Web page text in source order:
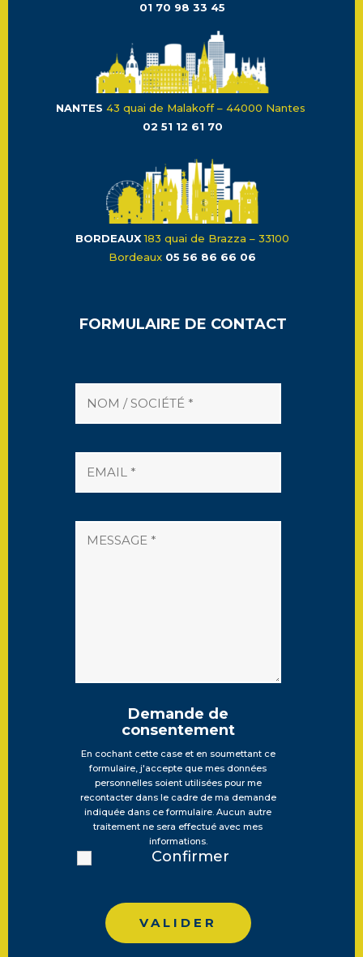
01 70 98 33 45
NANTES 43 quai de Malakoff – 44000 Nantes
02 51 12 61 70
BORDEAUX 183 quai de Brazza – 33100
Bordeaux 05 56 86 66 06
FORMULAIRE DE CONTACT
Demande de
consentement
Confirmer
En cochant cette case et en soumettant ce
formulaire, j'accepte que mes données
personnelles soient utilisées pour me
recontacter dans le cadre de ma demande
indiquée dans ce formulaire. Aucun autre
traitement ne sera effectué avec mes
informations.